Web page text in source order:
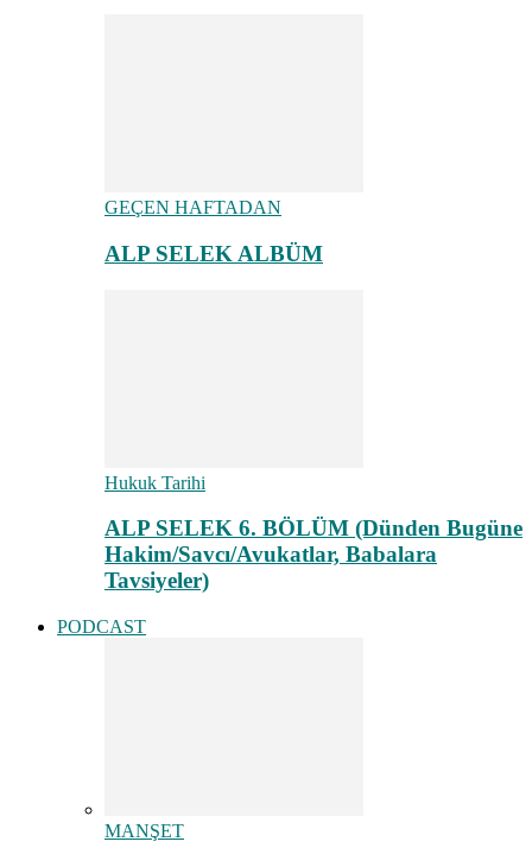
GEÇEN HAFTADAN
ALP SELEK ALBÜM
Hukuk Tarihi
ALP SELEK 6. BÖLÜM (Dünden Bugüne
Hakim/Savcı/Avukatlar, Babalara
Tavsiyeler)
PODCAST
MANŞET